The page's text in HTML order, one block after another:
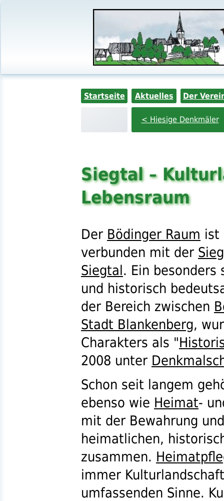
Startseite Aktuelles Der
< Hiesige Denkmäler
Siegtal –
Lebensraum
Der Bödinger Raum ist
verbunden mit der Sieg
Siegtal. Ein besonders
und historisch
der Bereich zwischen
Stadt Blankenberg,
Charakters als "
2008 unter
Schon seit langem
ebenso wie Heimat-
mit der Bewahrung
heimatlichen,
zusammen.
immer
umfassenden Sinne.